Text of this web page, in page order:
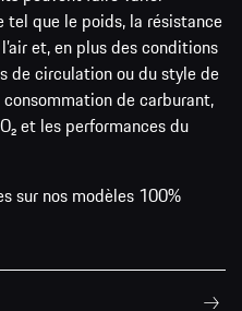
que le poids, la résistance
et, en plus des conditions
de circulation ou du style de
de carburant,
et les performances du
sur nos modèles 100%